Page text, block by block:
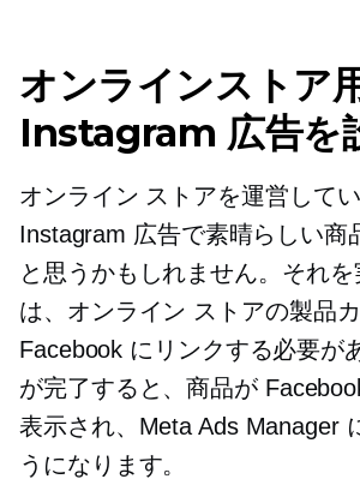
オンラインストア
Instagram 広告を
オンライン ストアを運営してい
Instagram 広告で素晴らしい商
と思うかもしれません。それを
は、オンライン ストアの製品
Facebook にリンクする必要が
が完了すると、商品が
表示され、Meta Ads Manager
うになります。